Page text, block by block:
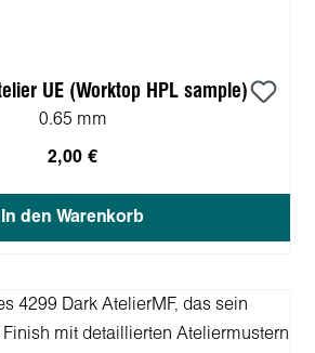
UE (Worktop HPL sample)
0.65 mm
2,00 €
In den Warenkorb